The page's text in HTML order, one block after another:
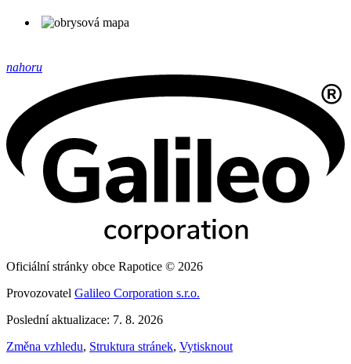
nahoru
Oficiální stránky obce Rapotice © 2026
Provozovatel Galileo Corporation s.r.o.
Poslední aktualizace: 7. 8. 2026
Změna vzhledu, Struktura stránek, Vytisknout